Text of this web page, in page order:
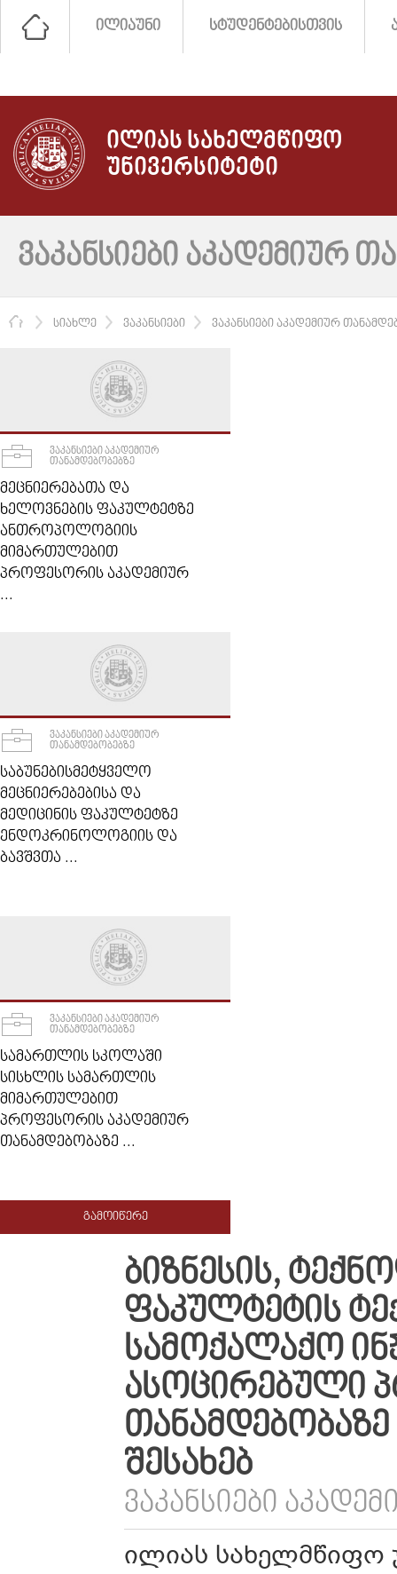
ᲘᲚᲘᲐᲣᲜᲘ ᲡᲢᲣᲓᲔᲜᲢᲔᲑᲘᲡᲗᲕᲘᲡ
ᲘᲚᲘᲐᲡ ᲡᲐᲮᲔᲚᲛᲬᲘᲤᲝ
ᲣᲜᲘᲕᲔᲠᲡᲘᲢᲔᲢᲘ
ᲕᲐᲙᲐᲜᲡᲘᲔᲑᲘ ᲐᲙᲐᲓᲔᲛᲘᲣᲠ
ᲛᲗᲐᲕᲐᲠᲘ
ᲡᲘᲐᲮᲚᲔ ᲕᲐᲙᲐᲜᲡᲘᲔᲑᲘ ᲕᲐᲙᲐᲜᲡᲘᲔᲑᲘ ᲐᲙᲐᲓᲔᲛᲘᲣᲠ
ᲕᲐᲙᲐᲜᲡᲘᲔᲑᲘ ᲐᲙᲐᲓᲔᲛᲘᲣᲠ
ᲗᲐᲜᲐᲛᲓᲔᲑᲝᲑᲔᲑᲖᲔ
ᲛᲔᲪᲜᲘᲔᲠᲔᲑᲐᲗᲐ ᲓᲐ
ᲮᲔᲚᲝᲕᲜᲔᲑᲘᲡ ᲤᲐᲙᲣᲚᲢᲔᲢᲖᲔ
ᲐᲜᲗᲠᲝᲞᲝᲚᲝᲒᲘᲘᲡ
ᲛᲘᲛᲐᲠᲗᲣᲚᲔᲑᲘᲗ
ᲞᲠᲝᲤᲔᲡᲝᲠᲘᲡ ᲐᲙᲐᲓᲔᲛᲘᲣᲠ
...
ᲕᲐᲙᲐᲜᲡᲘᲔᲑᲘ ᲐᲙᲐᲓᲔᲛᲘᲣᲠ
ᲗᲐᲜᲐᲛᲓᲔᲑᲝᲑᲔᲑᲖᲔ
ᲡᲐᲑᲣᲜᲔᲑᲘᲡᲛᲔᲢᲧᲕᲔᲚᲝ
ᲛᲔᲪᲜᲘᲔᲠᲔᲑᲔᲑᲘᲡᲐ ᲓᲐ
ᲛᲔᲓᲘᲪᲘᲜᲘᲡ ᲤᲐᲙᲣᲚᲢᲔᲢᲖᲔ
ᲔᲜᲓᲝᲙᲠᲘᲜᲝᲚᲝᲒᲘᲘᲡ ᲓᲐ
ᲑᲐᲕᲨᲕᲗᲐ ...
ᲕᲐᲙᲐᲜᲡᲘᲔᲑᲘ ᲐᲙᲐᲓᲔᲛᲘᲣᲠ
ᲗᲐᲜᲐᲛᲓᲔᲑᲝᲑᲔᲑᲖᲔ
ᲡᲐᲛᲐᲠᲗᲚᲘᲡ ᲡᲙᲝᲚᲐᲨᲘ
ᲡᲘᲡᲮᲚᲘᲡ ᲡᲐᲛᲐᲠᲗᲚᲘᲡ
ᲛᲘᲛᲐᲠᲗᲣᲚᲔᲑᲘᲗ
ᲞᲠᲝᲤᲔᲡᲝᲠᲘᲡ ᲐᲙᲐᲓᲔᲛᲘᲣᲠ
ᲗᲐᲜᲐᲛᲓᲔᲑᲝᲑᲐᲖᲔ ...
ᲒᲐᲛᲝᲘᲬᲔᲠᲔ
ᲑᲘᲖᲜᲔᲡᲘᲡ,
ᲤᲐᲙᲣᲚᲢᲔᲢᲘᲡ
ᲡᲐᲛᲝᲥᲐᲚᲐᲥᲝ
ᲐᲡᲝᲪᲘᲠᲔᲑᲣᲚᲘ
ᲨᲔᲡᲐᲮᲔᲑ
ᲕᲐᲙᲐᲜᲡᲘᲔᲑᲘ
ილიას სახელმწიფო